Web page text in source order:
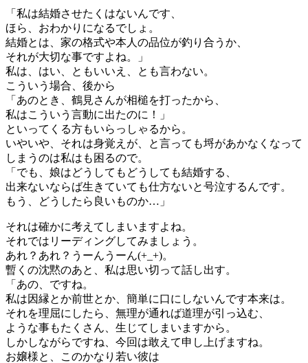
「私は結婚させたくはないんです、
ほら、おわかりになるでしょ。
結婚とは、家の格式や本人の品位が釣り合うか、
それが大切な事ですよね。」
私は、はい、ともいいえ、とも言わない。
こういう場合、後から
「あのとき、鶴見さんが相槌を打ったから、
私はこういう言動に出たのに！」
といってくる方もいらっしゃるから。
いやいや、それは身覚えが、と言っても埒があかなくなって
しまうのは私はも困るので。
「でも、娘はどうしてもどうしても結婚する、
出来ないならば生きていても仕方ないと号泣するんです。
もう、どうしたら良いものか…」
それは確かに考えてしまいますよね。
それではリーディングしてみましょう。
あれ？あれ？うーんうーん(+_+)。
暫くの沈黙のあと、私は思い切って話し出す。
「あの、ですね。
私は因縁とか前世とか、簡単に口にしないんです本来は。
それを理屈にしたら、無理が通れば道理が引っ込む、
ような事もたくさん、生じてしまいますから。
しかしながらですね、今回は敢えて申し上げますね。
お嬢様と、このかなり若い彼は